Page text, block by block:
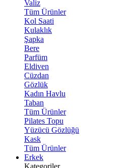
Valiz
Tüm Ürünler
Kol Saati
Kulaklık
Şapka
Bere
Parfüm
Eldiven
Cüzdan
Gözlük
Kadın Havlu
Taban
Tüm Ürünler
Pilates Topu
Yüzücü Gözlüğü
Kask
Tüm Ürünler
Erkek
Kategoriler